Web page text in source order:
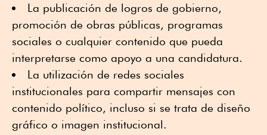
La publicación de logros de gobierno,
promoción de obras públicas, programas
sociales o cualquier contenido que pueda
interpretarse como apoyo a una candidatura.
La utilización de redes sociales
institucionales para compartir mensajes con
contenido político, incluso si se trata de diseño
gráfico o imagen institucional.